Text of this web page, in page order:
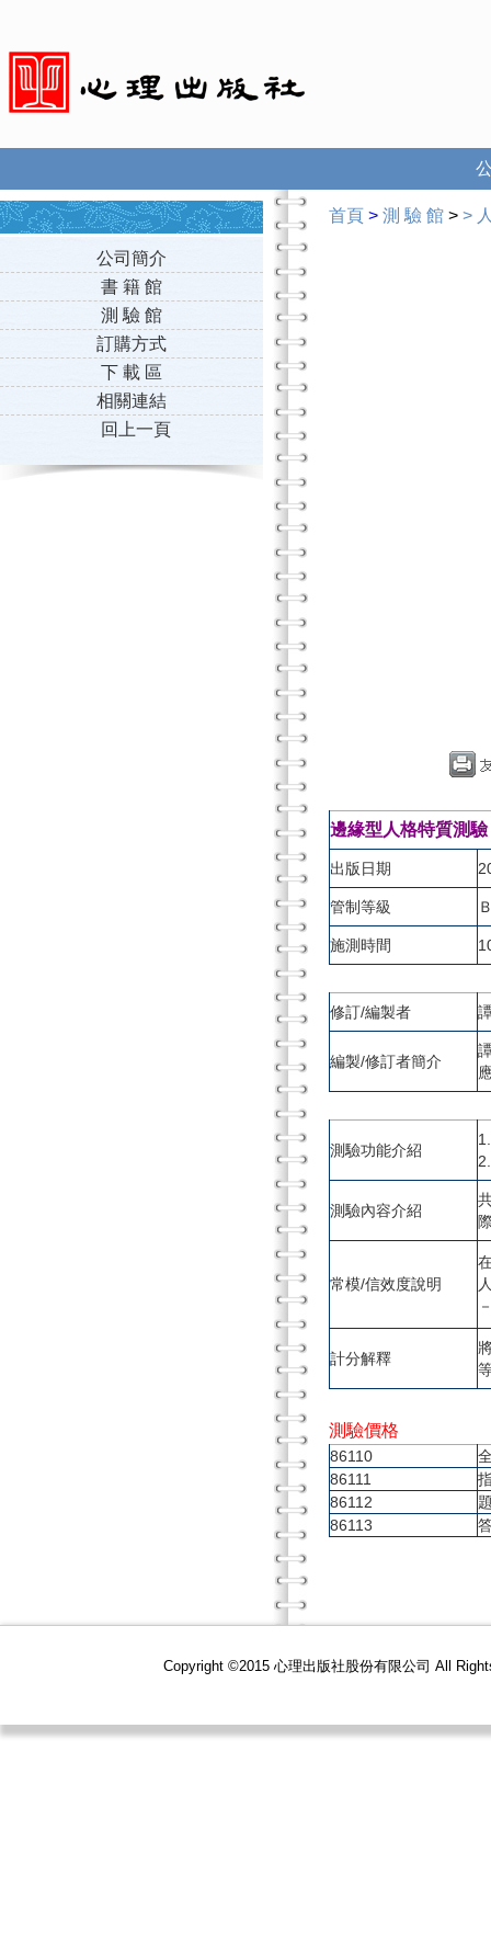
公司簡介
書 籍 館
測 驗 館
訂購方式
下 載 區
相關連結
回上一頁
首頁 > 測 驗 館 > >
邊緣型人格特質測驗
出版日期
管制等級
施測時間
修訂/編製者
編製/修訂者簡介
測驗功能介紹
測驗內容介紹
常模/信效度說明
計分解釋
測驗價格
86110
86111
86112
86113
Copyright ©2015 心理出版社股份有限公司 All